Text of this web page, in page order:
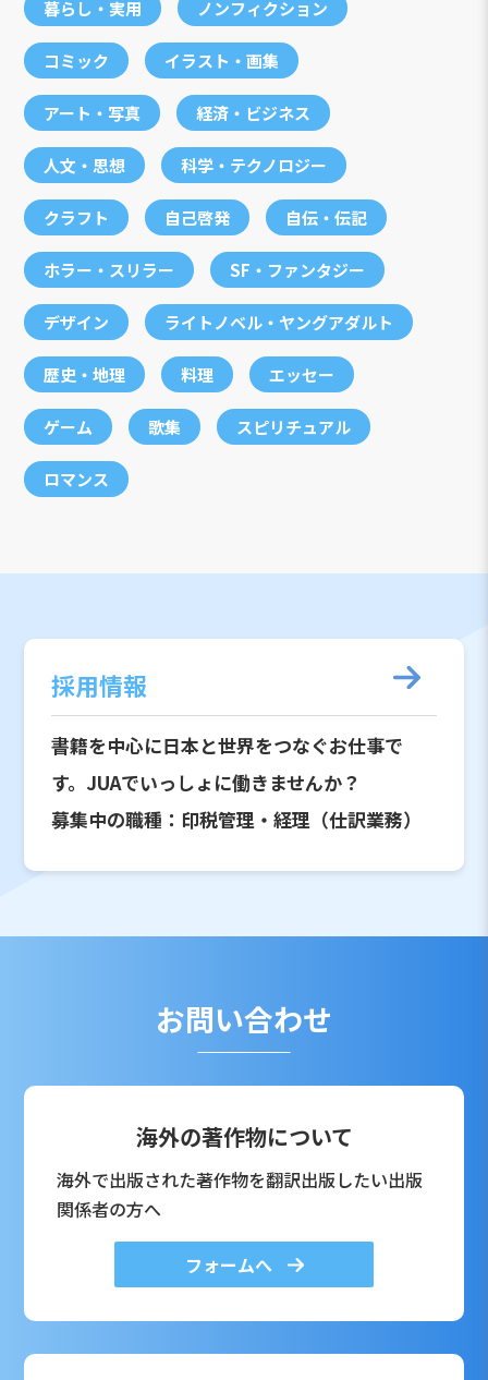
暮らし・実用 ノンフィクション
コミック イラスト・画集
アート・写真 経済・ビジネス
人文・思想 科学・テクノロジー
クラフト 自己啓発 自伝・伝記
ホラー・スリラー SF・ファンタジー
デザイン ライトノベル・ヤングアダルト
歴史・地理 料理 エッセー
ゲーム 歌集 スピリチュアル
ロマンス
採用情報
書籍を中心に日本と世界をつなぐお仕事で
す。JUAでいっしょに働きませんか？
募集中の職種：印税管理・経理（仕訳業務）
お問い合わせ
海外の著作物について
海外で出版された著作物を翻訳出版したい出版
関係者の方へ
フォームへ